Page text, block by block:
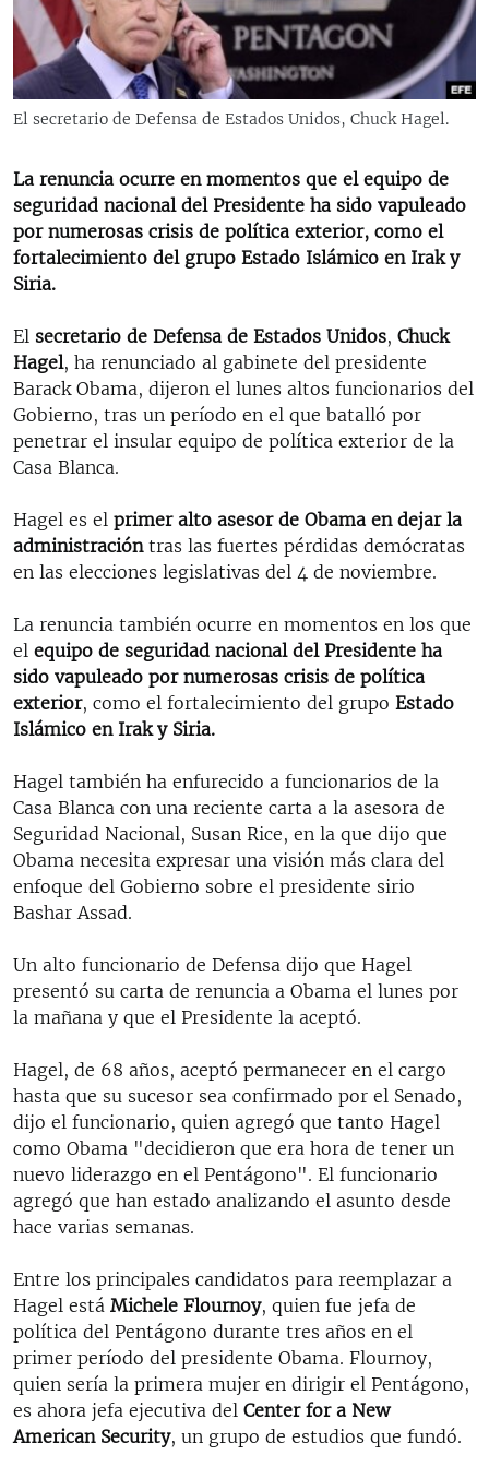
RADIO MARTÍ
ESPECIALES
ESPECIALES
SER VIEJO EN CUBA
KENTU-CUBANO
LOS SANTOS DE HIALEAH
DESINFORMACIÓN RUSA EN AMÉRICA LATINA
LA INVASIÓN DE RUSIA A UCRANIA
MULTIMEDIA
SÍGUENOS
El secretario de Defensa de Estados Unidos, Chuck Hagel.
La renuncia ocurre en momentos que el equipo de
seguridad nacional del Presidente ha sido vapuleado
por numerosas crisis de política exterior, como el
fortalecimiento del grupo Estado Islámico en Irak y
Siria.
El secretario de Defensa de Estados Unidos, Chuck
Hagel, ha renunciado al gabinete del presidente
Barack Obama, dijeron el lunes altos funcionarios del
Gobierno, tras un período en el que batalló por
penetrar el insular equipo de política exterior de la
Casa Blanca.
Hagel es el primer alto asesor de Obama en dejar la
administracióntras las fuertes pérdidas demócratas
en las elecciones legislativas del 4 de noviembre.
La renuncia también ocurre en momentos en los que
el equipo de seguridad nacional del Presidente ha
sido vapuleado por numerosas crisis de política
exterior, como el fortalecimiento del grupo Estado
Islámico en Irak y Siria.
Hagel también ha enfurecido a funcionarios de la
Casa Blanca con una reciente carta a la asesora de
Seguridad Nacional, Susan Rice, en la que dijo que
Obama necesita expresar una visión más clara del
enfoque del Gobierno sobre el presidente sirio
Bashar Assad.
Un alto funcionario de Defensa dijo que Hagel
presentó su carta de renuncia a Obama el lunes por
la mañana y que el Presidente la aceptó.
Hagel, de 68 años, aceptó permanecer en el cargo
hasta que su sucesor sea confirmado por el Senado,
dijo el funcionario, quien agregó que tanto Hagel
como Obama "decidieron que era hora de tener un
nuevo liderazgo en el Pentágono". El funcionario
agregó que han estado analizando el asunto desde
hace varias semanas.
Entre los principales candidatos para reemplazar a
Hagel está Michele Flournoy, quien fue jefa de
política del Pentágono durante tres años en el
primer período del presidente Obama. Flournoy,
quien sería la primera mujer en dirigir el Pentágono,
es ahora jefa ejecutiva del Center for a New
American Security, un grupo de estudios que fundó.